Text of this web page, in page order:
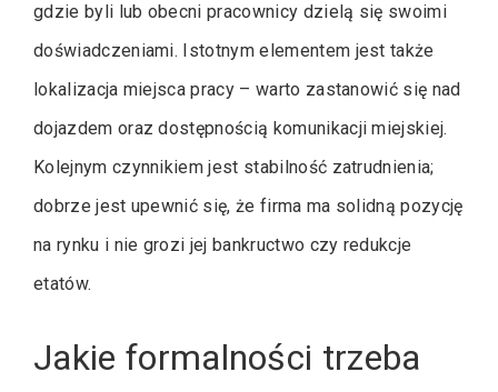
gdzie byli lub obecni pracownicy dzielą się swoimi
doświadczeniami. Istotnym elementem jest także
lokalizacja miejsca pracy – warto zastanowić się nad
dojazdem oraz dostępnością komunikacji miejskiej.
Kolejnym czynnikiem jest stabilność zatrudnienia;
dobrze jest upewnić się, że firma ma solidną pozycję
na rynku i nie grozi jej bankructwo czy redukcje
etatów.
Jakie formalności trzeba